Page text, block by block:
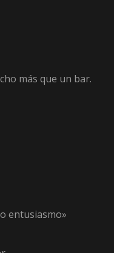
más que un bar.
entusiasmo»